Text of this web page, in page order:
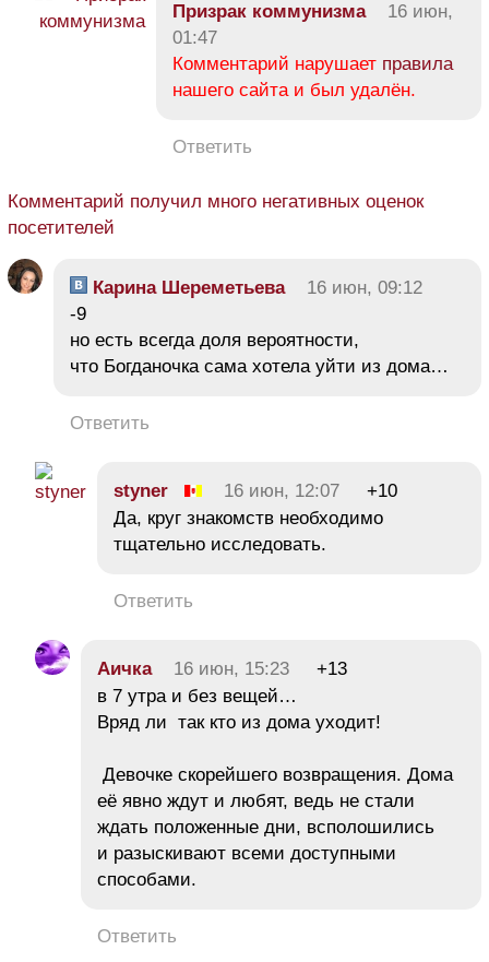
Призрак коммунизма
16 июн,
01:47
Комментарий нарушает правила
нашего сайта и был удалён.
Ответить
Комментарий получил много негативных оценок
посетителей
Карина Шереметьева
16 июн, 09:12
-9
но есть всегда доля вероятности,
что Богданочка сама хотела уйти из дома…
Ответить
styner 16 июн, 12:07
+10
Да, круг знакомств необходимо
тщательно исследовать.
Ответить
Аичка 16 июн, 15:23
+13
в 7 утра и без вещей…
Вряд ли так кто из дома уходит!
Девочке скорейшего возвращения. Дома
её явно ждут и любят, ведь не стали
ждать положенные дни, всполошились
и разыскивают всеми доступными
способами.
Ответить